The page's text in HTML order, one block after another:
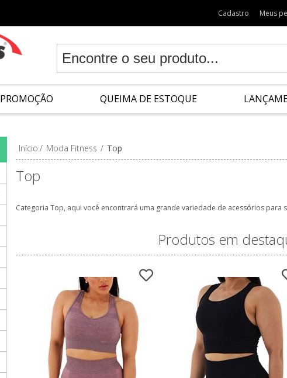
Cadastro Meus
PROMOÇÃO QUEIMA DE ESTOQUE
Início / Moda Fitness / Top
Top
Categoria Top, aqui você encontrará uma grande variedade de acessórios para
Produtos em